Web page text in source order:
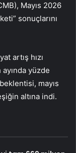
Mayıs 2026
sonuçlarını
artış hızı
yüzde
mayıs
altına indi.